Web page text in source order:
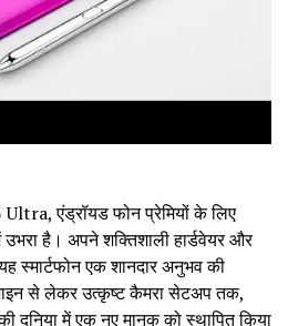
एंड्रॉयड फोन प्रेमियों के लिए
है। अपने शक्तिशाली हार्डवेयर और
स्मार्टफोन एक शानदार अनुभव की
से लेकर उत्कृष्ट कैमरा सेटअप तक,
में एक नए मानक को स्थापित किया